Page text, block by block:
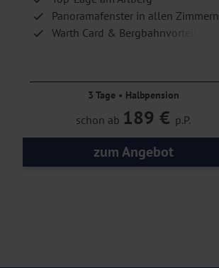
Panoramafenster in allen Zimmern
Warth Card & Bergbahnvorteile
Vorarlberg
3 Tage • Halbpension
schon ab 189 € p.P.
zum Angebot